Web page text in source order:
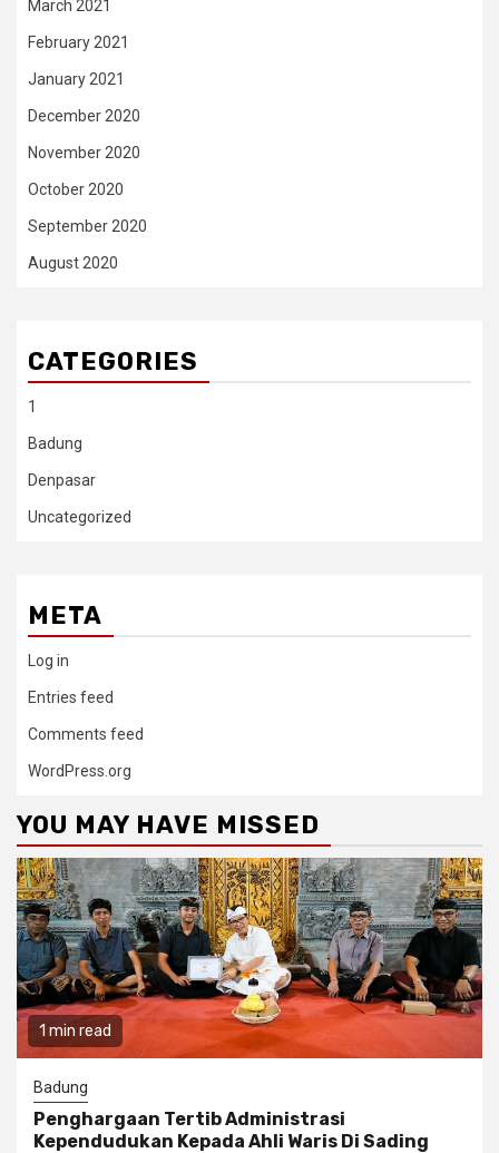
March 2021
February 2021
January 2021
December 2020
November 2020
October 2020
September 2020
August 2020
CATEGORIES
1
Badung
Denpasar
Uncategorized
META
Log in
Entries feed
Comments feed
WordPress.org
YOU MAY HAVE MISSED
1 min read
Badung
Penghargaan Tertib Administrasi
Kependudukan Kepada Ahli Waris Di Sading